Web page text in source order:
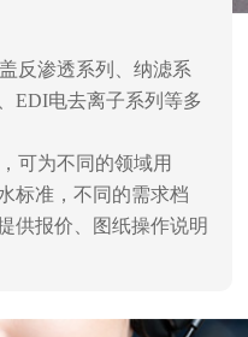
反渗透系列、纳滤系
EDI电去离子系列等多
可为不同的领域用
标准，不同的需求档
供报价、图纸操作说明